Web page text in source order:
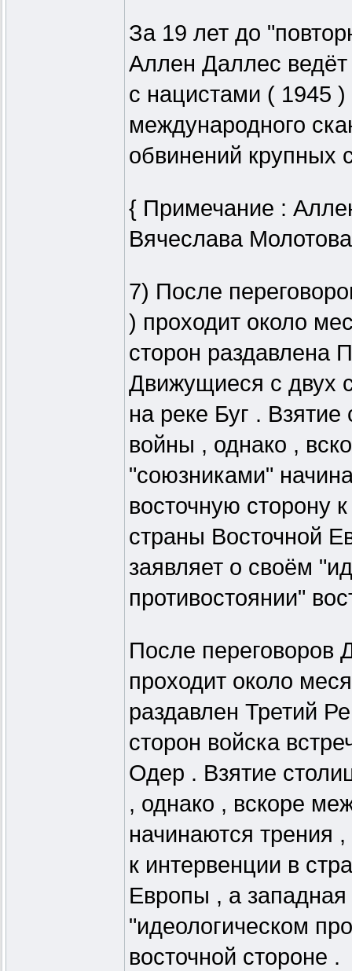
За 19 лет до
Аллен Даллес
с нацистами ( 1945
международного
обвинений крупных
{ Примечание :
Вячеслава
7) После
) проходит около
сторон раздавлена
Движущиеся с двух
на реке Буг .
войны , однако ,
"союзниками"
восточную сторону
страны Восточной
заявляет о своём
противостоянии"
После переговоров
проходит около
раздавлен Третий
сторон войска
Одер . Взятие
, однако , вскоре
начинаются трения
к интервенции в
Европы , а западная
"идеологическом
восточной стороне .